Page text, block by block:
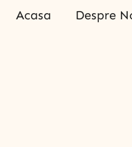
Acasa Despre